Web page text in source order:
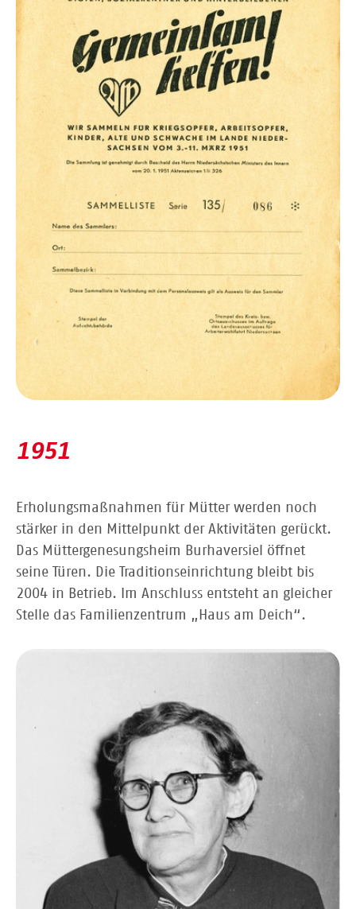
1951
Erholungsmaßnahmen für Mütter werden noch
stärker in den Mittelpunkt der Aktivitäten gerückt.
Das Müttergenesungsheim Burhaversiel öffnet
seine Türen. Die Traditionseinrichtung bleibt bis
2004 in Betrieb. Im Anschluss entsteht an gleicher
Stelle das Familienzentrum „Haus am Deich“.